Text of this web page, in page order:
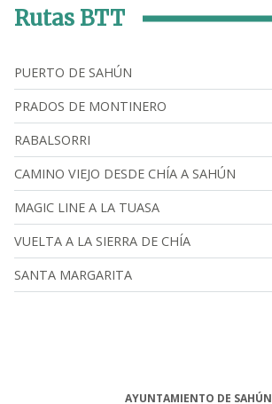
Rutas BTT
PUERTO DE SAHÚN
PRADOS DE MONTINERO
RABALSORRI
CAMINO VIEJO DESDE CHÍA A SAHÚN
MAGIC LINE A LA TUASA
VUELTA A LA SIERRA DE CHÍA
SANTA MARGARITA
AYUNTAMIENTO DE SAHÚN